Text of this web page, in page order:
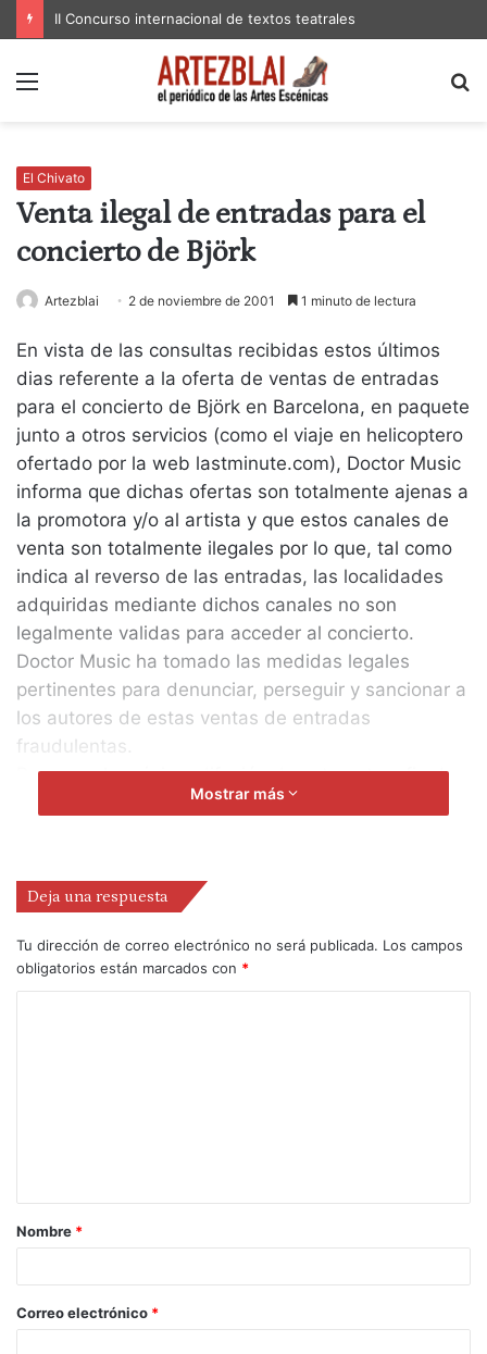
II Concurso internacional de textos teatrales
Menú
El Chivato
Venta ilegal de entradas para el
concierto de Björk
Artezblai 2 de noviembre de 2001 1 minuto de lectura
En vista de las consultas recibidas estos últimos
dias referente a la oferta de ventas de entradas
para el concierto de Björk en Barcelona, en paquete
junto a otros servicios (como el viaje en helicoptero
ofertado por la web lastminute.com), Doctor Music
informa que dichas ofertas son totalmente ajenas a
la promotora y/o al artista y que estos canales de
venta son totalmente ilegales por lo que, tal como
indica al reverso de las entradas, las localidades
adquiridas mediante dichos canales no son
legalmente validas para acceder al concierto.
Doctor Music ha tomado las medidas legales
pertinentes para denunciar, perseguir y sancionar a
los autores de estas ventas de entradas
fraudulentas.
Rogamos la máxima difusión de esta nota a fin de
Area de Promoción
Mostrar más
Deja una respuesta
Tu dirección de correo electrónico no será publicada. Los campos
obligatorios están marcados con *
Nombre *
Correo electrónico *